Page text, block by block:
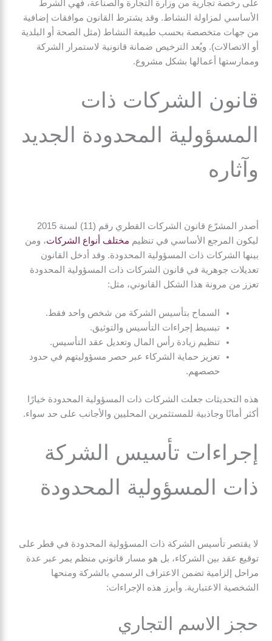
على رخصة تجارية من وزارة التجارة والصناعة، فهي الشرط
الأساسي لمزاولة النشاط. وقد يشترط القانون موافقات إضافية
من جهات متخصصة بحسب طبيعة النشاط (مثل الصحة أو البلدية
أو الاتصالات). ويُعد الترخيص ضمانة قانونية لاستمرار الشركة
وممارستها أعمالها بشكل مشروع.
قانون الشركات ذات
المسؤولية المحدودة الجديد
وآثاره
أصدر المشرّع قانون الشركات القطري رقم (11) لسنة 2015
ليكون المرجع الأساسي في تنظيم مختلف أنواع الشركات، ومن
بينها الشركات ذات المسؤولية المحدودة. وقد أدخل القانون
تعديلات جوهرية في قانون الشركات ذات المسؤولية المحدودة
تعزز من مرونة هذا الشكل القانوني، مثل:
السماح بتأسيس الشركة من شخص واحد فقط.
تبسيط إجراءات التأسيس والتوثيق.
تنظيم زيادة رأس المال وتعديل عقد التأسيس.
تعزيز حماية الشركاء عبر حصر مسؤوليتهم في حدود
حصصهم.
هذه التحديثات جعلت الشركات ذات المسؤولية المحدودة خيارًا
أكثر أمانًا وجاذبية للمستثمرين المحليين والأجانب على حد سواء.
إجراءات تأسيس الشركة
ذات المسؤولية المحدودة
لا يقتصر تأسيس الشركة ذات المسؤولية المحدودة في قطر على
توقيع عقد بين الشركاء، بل هو مسار قانوني منظم يمر عبر عدة
مراحل إلزامية تضمن الاعتراف الرسمي بالشركة ومنحها
الشخصية الاعتبارية. وأبرز هذه الإجراءات:
حجز الاسم التجاري